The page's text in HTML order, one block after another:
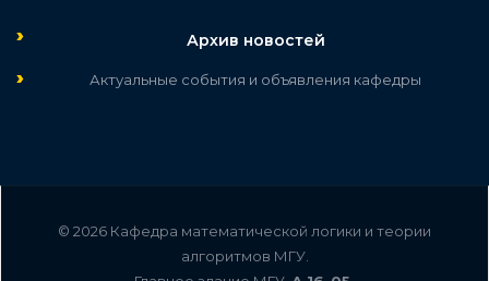
Архив новостей
Актуальные события и объявления кафедры
© 2026 Кафедра математической логики и теории
алгоритмов МГУ.